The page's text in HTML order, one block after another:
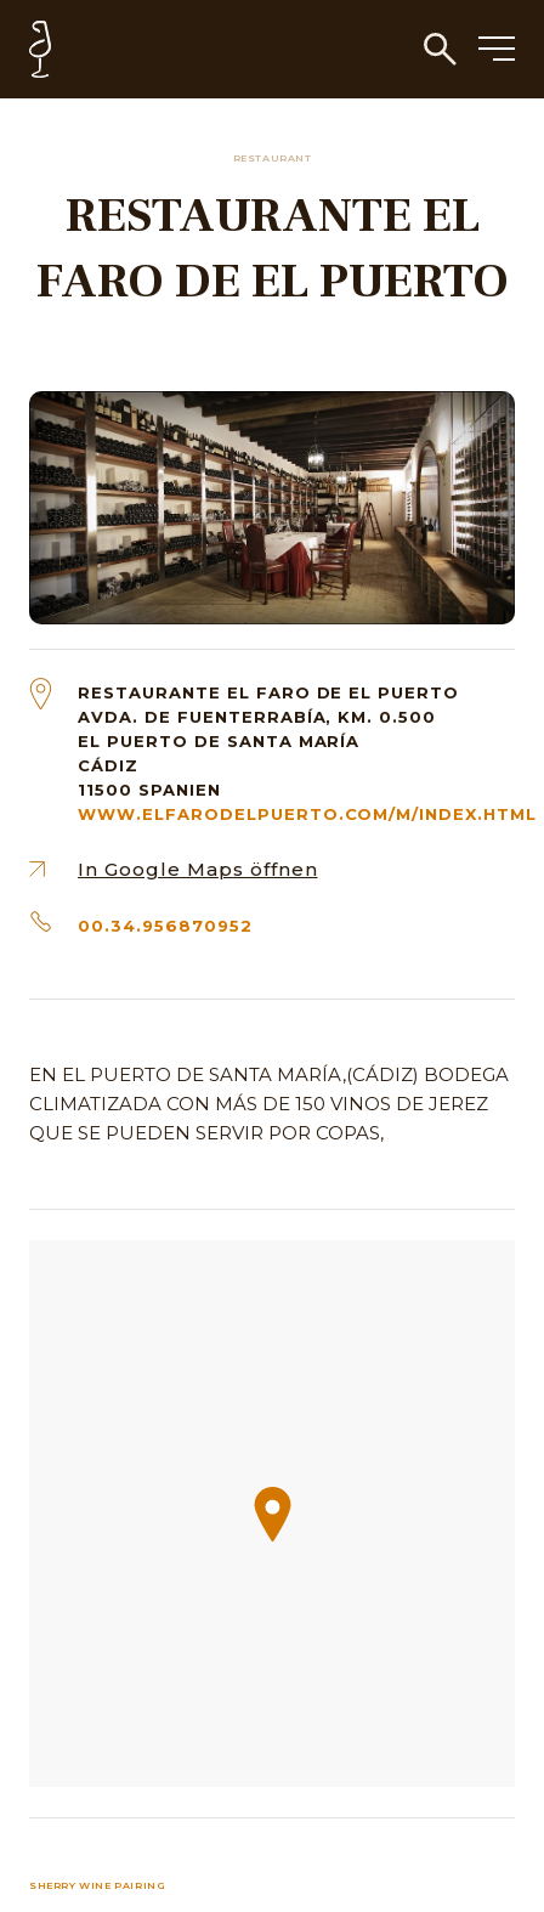
RESTAURANT
RESTAURANTE EL
FARO DE EL PUERTO
RESTAURANTE EL FARO DE EL PUERTO
AVDA. DE FUENTERRABÍA, KM. 0.500
EL PUERTO DE SANTA MARÍA
CÁDIZ
11500 SPANIEN
WWW.ELFARODELPUERTO.COM/M/INDEX.HTML
In Google Maps öffnen
00.34.956870952
EN EL PUERTO DE SANTA MARÍA,(CÁDIZ) BODEGA
CLIMATIZADA CON MÁS DE 150 VINOS DE JEREZ
QUE SE PUEDEN SERVIR POR COPAS,
SHERRY WINE PAIRING